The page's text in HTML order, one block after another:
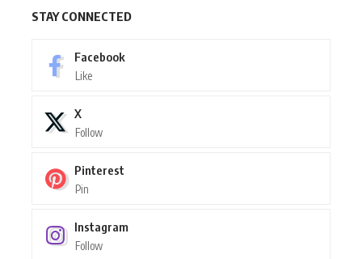
STAY CONNECTED
Facebook
Like
X
Follow
Pinterest
Pin
Instagram
Follow